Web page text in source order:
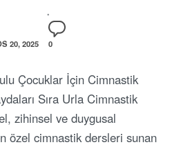
20, 2025 0
CIMNASTIK
OKULU
Çocuklar İçin Cimnastik
Sıra Urla Cimnastik
zihinsel ve duygusal
özel cimnastik dersleri sunan